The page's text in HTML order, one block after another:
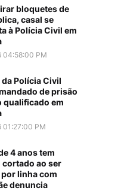
bloquetes de
casal se
à Polícia Civil em
04:58:00 PM
da Polícia Civil
de prisão
qualificado em
PM
4 anos tem
cortado ao ser
linha com
denuncia